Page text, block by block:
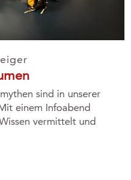
sind in unserer
einem Infoabend
vermittelt und